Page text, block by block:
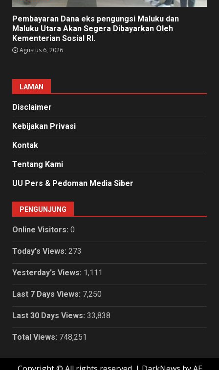
Pembayaran Dana eks pengungsi Maluku dan
Maluku Utara Akan Segera Dibayarkan Oleh
Kementerian Sosial RI.
Agustus 6, 2026
LAMAN
Disclaimer
Kebijakan Privasi
Kontak
Tentang Kami
UU Pers & Pedoman Media Siber
PENGUNJUNG
Online Visitors: 0
Today's Views: 273
Yesterday's Views: 1,111
Last 7 Days Views: 7,250
Last 30 Days Views: 33,838
Total Views: 748,251